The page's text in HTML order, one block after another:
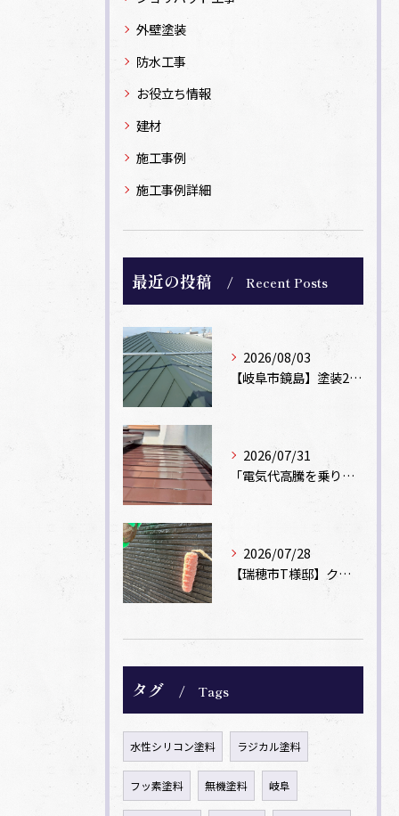
外壁塗装
防水工事
お役立ち情報
建材
施工事例
施工事例詳細
最近の投稿 Recent Posts
2026/08/03
【岐阜市鏡島】塗装2回のカラーベスト屋根をカバー工法でガルバリウム鋼板に改修！
2026/07/31
「電気代高騰を乗り切る！外壁・屋根の遮熱塗装でできる省エネ対策」
2026/07/28
【瑞穂市T様邸】クリヤー塗装とコーキング「後打ち」で新築時の美しさを再現
タグ Tags
水性シリコン塗料 ラジカル塗料
フッ素塗料 無機塗料 岐阜